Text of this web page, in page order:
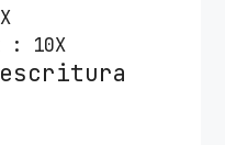
: 10X